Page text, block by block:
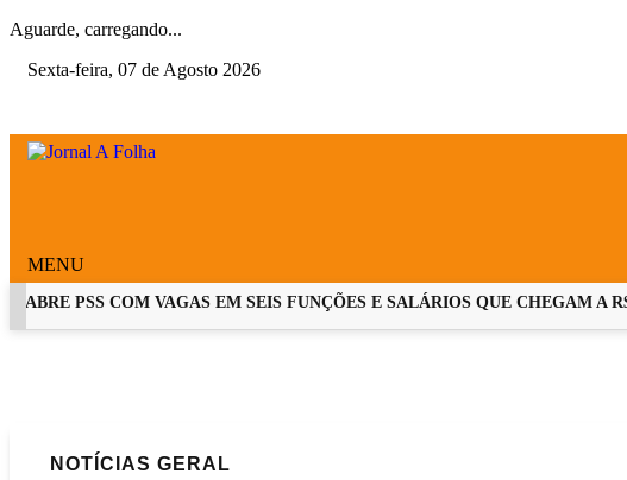
Aguarde, carregando...
Sexta-feira, 07 de Agosto 2026
MENU
PSS COM VAGAS EM SEIS FUNÇÕES E SALÁRIOS QUE CHEGAM A R$
NOTÍCIAS GERAL